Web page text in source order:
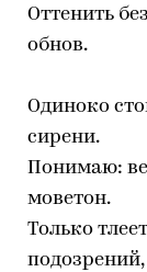
Оттенить
обнов.
Одиноко
сирени.
Понимаю:
моветон.
Только
подозрений,